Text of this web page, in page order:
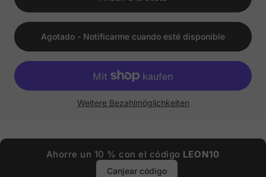
Agotado - Notificarme cuando esté disponible
Weitere Bezahlmöglichkeiten
Ahorre un 10 % con el código LEON10
Canjear código